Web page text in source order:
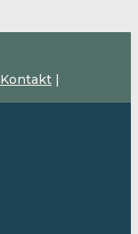
Kontakt |